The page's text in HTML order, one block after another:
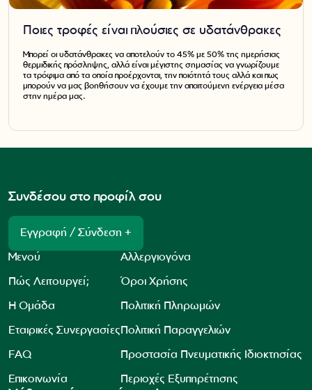
Ποιες τροφές είναι πλούσιες σε υδατάνθρακες
Μπορεί οι υδατάνθρακες να αποτελούν το 45% με 50% της ημερήσιας
θερμιδικής πρόσληψης, αλλά είναι μέγιστης σημασίας να γνωρίζουμε
τα τρόφιμα από τα οποία προέρχονται, την ποιότητά τους αλλά και πως
μπορούν να μας βοηθήσουν να έχουμε την απαιτούμενη ενέργεια μέσα
στην ημέρα μας.
Συνδέσου στο προφίλ σου
Εγγραφή / Σύνδεση +
Μενού
Πώς Λειτουργεί;
Η Ομάδα
Εταιρικές Συνεργασίες
FAQ
Επικοινωνία
Αλλεργιογόνα
Όροι Χρήσης
Πολιτική Πληρωμών
Πολιτική Παραγγελιών
Προστασία Πνευματικής Ιδιοκτησίας
Περιοχές Εξυπηρέτησης